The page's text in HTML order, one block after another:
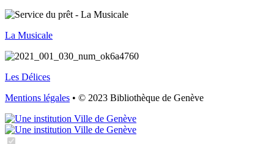
La Musicale
Les Délices
Mentions légales • © 2023 Bibliothèque de Genève